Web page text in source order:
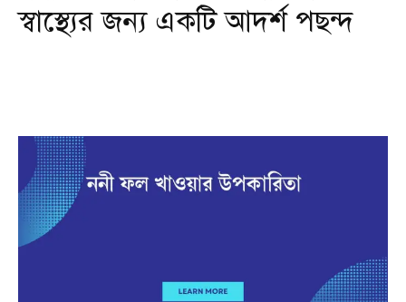
স্বাস্থ্যের জন্য একটি আদর্শ পছন্দ